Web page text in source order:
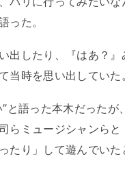
った。
出したり、『はあ？
当時を思い出していた。
と語った本木だった
らミュージシャンら
たり」して遊んでいた